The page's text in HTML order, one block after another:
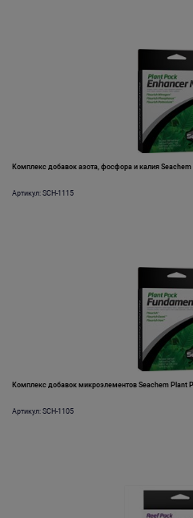
Комплекс добавок азота, фосфора и калия
Артикул: SCH-1115
Комплекс добавок микроэлементов Seachem Plant
Артикул: SCH-1105